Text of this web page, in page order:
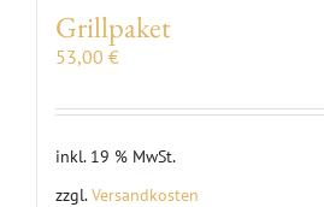
Grillpaket
53,00 €
inkl. 19 % MwSt.
zzgl.Versandkosten